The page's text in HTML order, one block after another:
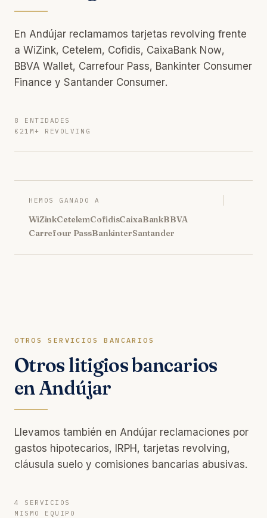
En Andújar reclamamos tarjetas revolving frente
a WiZink, Cetelem, Cofidis, CaixaBank Now,
BBVA Wallet, Carrefour Pass, Bankinter Consumer
Finance y Santander Consumer.
8 ENTIDADES
€21M+ REVOLVING
HEMOS GANADO A
WiZinkCetelemCofidisCaixaBankBBVA
Carrefour PassBankinterSantander
OTROS SERVICIOS BANCARIOS
Otros litigios bancarios
en Andújar
Llevamos también en Andújar reclamaciones por
gastos hipotecarios, IRPH, tarjetas revolving,
cláusula suelo y comisiones bancarias abusivas.
4 SERVICIOS
MISMO EQUIPO